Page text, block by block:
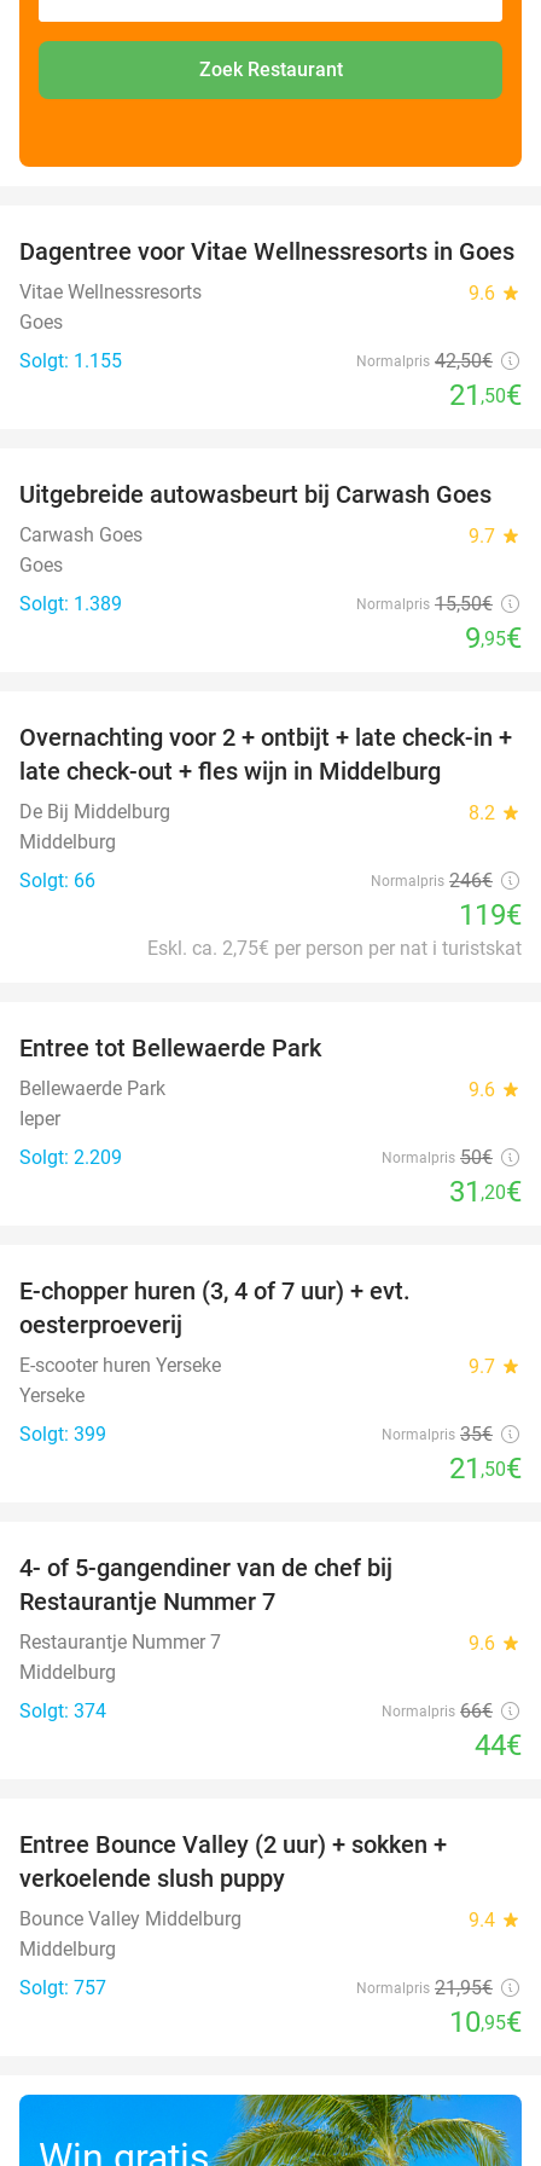
Zoek Restaurant
49%
Dagentree voor Vitae Wellnessresorts in Goes
Vitae Wellnessresorts 9.6 star
Goes
Solgt: 1.155
Normalpris 42,50€
21 ,50€
36%
Uitgebreide autowasbeurt bij Carwash Goes
Carwash Goes 9.7 star
Goes
Solgt: 1.389
Normalpris 15,50€
9,95€
52%
Overnachting voor 2 + ontbijt + late check-in +
late check-out + fles wijn in Middelburg
De Bij Middelburg 8.2 star
Middelburg
Solgt: 66
Normalpris 246€
119€
Eskl. ca. 2,75€ per person per nat i turistskat
Entree tot Bellewaerde Park
Bellewaerde Park 9.6 star
Ieper
Solgt: 2.209
Normalpris 50€
31 ,20€
E-chopper huren (3, 4 of 7 uur) + evt.
oesterproeverij
E-scooter huren Yerseke 9.7 star
Yerseke
Solgt: 399
Normalpris 35€
21 ,50€
4- of 5-gangendiner van de chef bij
Restaurantje Nummer 7
Restaurantje Nummer 7 9.6 star
Middelburg
Solgt: 374
Normalpris 66€
44€
Entree Bounce Valley (2 uur) + sokken +
verkoelende slush puppy
Bounce Valley Middelburg 9.4 star
Middelburg
Solgt: 757
Normalpris 21,95€
10,95€